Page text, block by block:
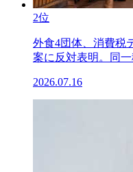
2位
外食4団体、消費税
案に反対表明。同
2026.07.16